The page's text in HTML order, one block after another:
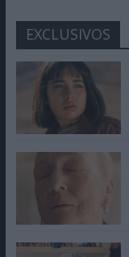
EXCLUSIVOS